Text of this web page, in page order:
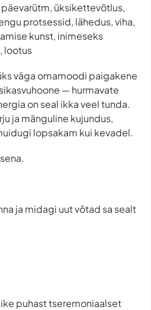
üksikettevõtlus,
protsessid, lähedus, viha,
kunst, inimeseks
lootus
väga omamoodi paigakene
— hurmavate
on seal ikka veel tunda.
ja mänguline kujundus,
lopsakam kui kevadel.
ja midagi uut võtad sa sealt
puhast tseremoniaalset